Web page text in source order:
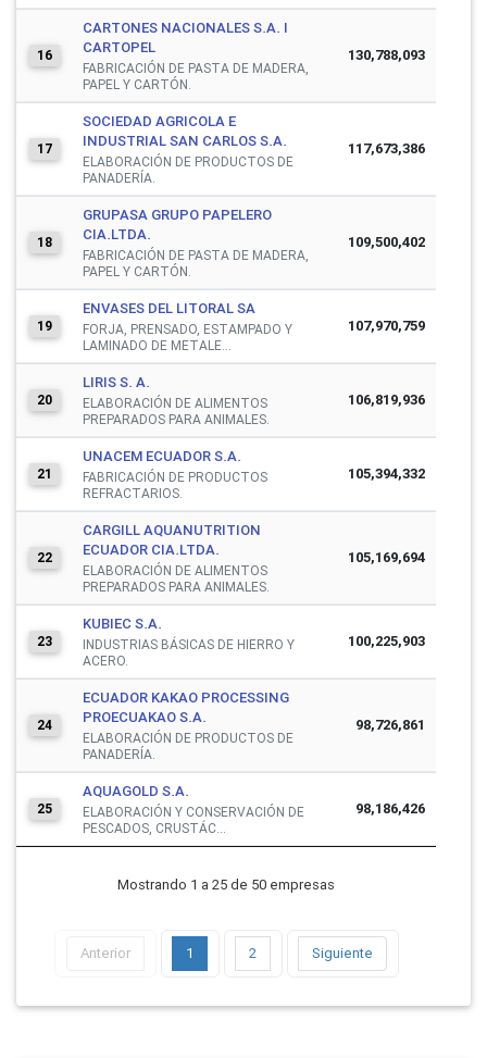
16
CARTONES NACIONALES S.A. I
CARTOPEL
FABRICACIÓN DE PASTA DE MADERA,
PAPEL Y CARTÓN.
130,788,093
17
SOCIEDAD AGRICOLA E
INDUSTRIAL SAN CARLOS S.A.
ELABORACIÓN DE PRODUCTOS DE
PANADERÍA.
117,673,386
18
GRUPASA GRUPO PAPELERO
CIA.LTDA.
FABRICACIÓN DE PASTA DE MADERA,
PAPEL Y CARTÓN.
109,500,402
19
ENVASES DEL LITORAL SA
FORJA, PRENSADO, ESTAMPADO Y
LAMINADO DE METALE...
107,970,759
20
LIRIS S. A.
ELABORACIÓN DE ALIMENTOS
PREPARADOS PARA ANIMALES.
106,819,936
21
UNACEM ECUADOR S.A.
FABRICACIÓN DE PRODUCTOS
REFRACTARIOS.
105,394,332
22
CARGILL AQUANUTRITION
ECUADOR CIA.LTDA.
ELABORACIÓN DE ALIMENTOS
PREPARADOS PARA ANIMALES.
105,169,694
23
KUBIEC S.A.
INDUSTRIAS BÁSICAS DE HIERRO Y
ACERO.
100,225,903
24
ECUADOR KAKAO PROCESSING
PROECUAKAO S.A.
ELABORACIÓN DE PRODUCTOS DE
PANADERÍA.
98,726,861
25
AQUAGOLD S.A.
ELABORACIÓN Y CONSERVACIÓN DE
PESCADOS, CRUSTÁC...
98,186,426
Mostrando 1 a 25 de 50 empresas
Anterior 1 2 Siguiente